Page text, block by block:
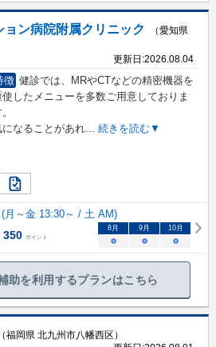
ン病院附属クリニック
（愛知県
更新日:2026.08.04
徴 健診では、MRやCTなどの精密機器を
使したメニューを多数ご用意しておりま
になることがあれ... 続きを読む▼
～金 13:30～ / 土 AM)
350 ポイント
8 月 9 月 10月
○ ○ ○
助を利用するプランはこちら
（福岡県 北九州市八幡西区）